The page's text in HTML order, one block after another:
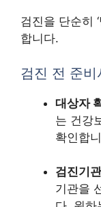
검진을 단순히
합니다.
검진 전 준비
대상자
는 건강
확인합
검진기
기관을